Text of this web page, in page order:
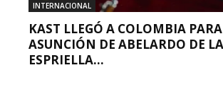
INTERNACIONAL
KAST LLEGÓ A COLOMBIA
ASUNCIÓN DE ABELARDO DE LA
ESPRIELLA...